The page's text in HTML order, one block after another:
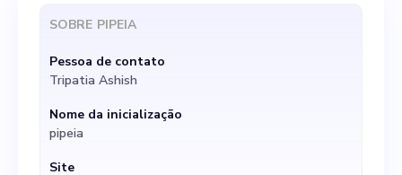
(Meta), e temos uma patente
pendente sobre nossa
abordagem exclusiva de
retorno automático de
solicitações para LLMs. No
SOBRE PIPEIA
Pessoa de contato
Tripatia Ashish
Nome da inicialização
pipeia
Site